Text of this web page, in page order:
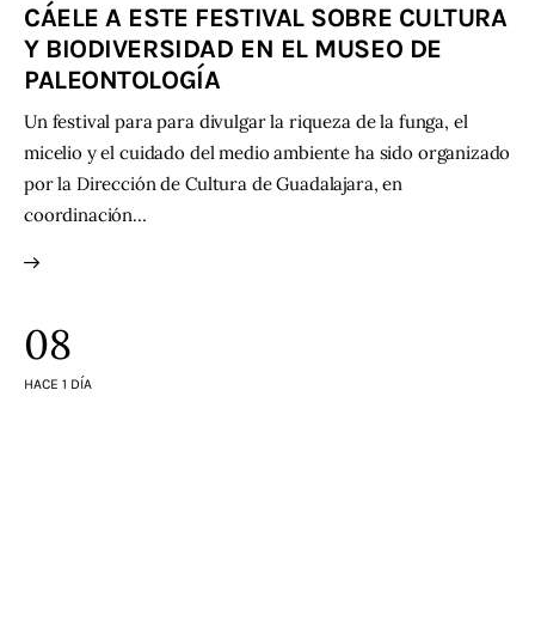
CÁELE A ESTE FESTIVAL SOBRE CULTURA
Y BIODIVERSIDAD EN EL MUSEO DE
PALEONTOLOGÍA
Un festival para para divulgar la riqueza de la funga, el
micelio y el cuidado del medio ambiente ha sido organizado
por la Dirección de Cultura de Guadalajara, en
coordinación…
08
HACE 1 DÍA